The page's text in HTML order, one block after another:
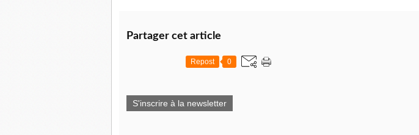
Partager cet article
Repost 0
S'inscrire à la newsletter